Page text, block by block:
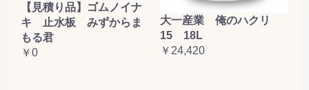
【見積り品】ゴムノイナ
キ 止水板 みずからま
もる君
￥0
大一産業 俺のハクリ
15 18L
￥24,420